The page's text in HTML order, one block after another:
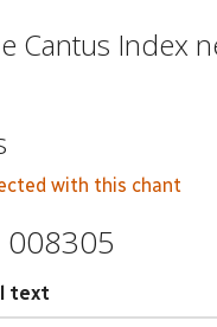
Cantus Index
with this chant
text